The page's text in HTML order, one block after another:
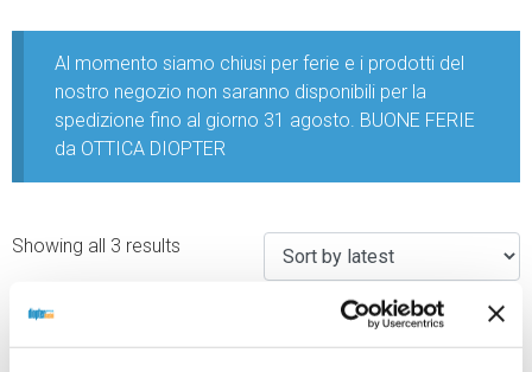
Al momento siamo chiusi per ferie e i prodotti del
nostro negozio non saranno disponibili per la
spedizione fino al giorno 31 agosto. BUONE FERIE
da OTTICA DIOPTER
Showing all 3 results